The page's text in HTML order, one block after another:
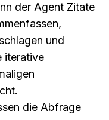
der Agent Zitate
und
iterative
die Abfrage